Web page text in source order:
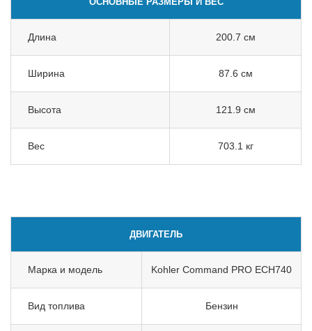
Длина 200.7 см
Ширина 87.6 см
Высота 121.9 см
Вес 703.1 кг
ДВИГАТЕЛЬ
Марка и модель Kohler Command PRO ECH740
Вид топлива Бензин